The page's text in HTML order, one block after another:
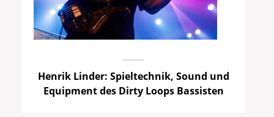
Henrik Linder: Spieltechnik, Sound und
Equipment des Dirty Loops Bassisten